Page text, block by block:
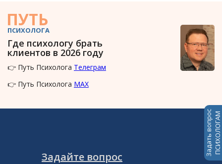
ПУТЬ
ПСИХОЛОГА
Где психологу брать
клиентов в 2026 году
👉 Путь Психолога Телеграм
👉 Путь Психолога MAX
Задать вопросПСИХОЛОГАМ
Задайте вопрос